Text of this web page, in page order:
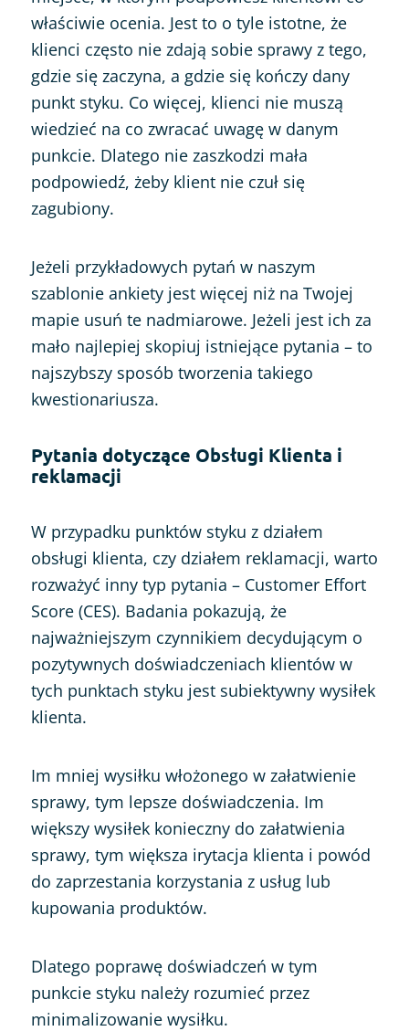
właściwie ocenia. Jest to o tyle istotne, że
klienci często nie zdają sobie sprawy z tego,
gdzie się zaczyna, a gdzie się kończy dany
punkt styku. Co więcej, klienci nie muszą
wiedzieć na co zwracać uwagę w danym
punkcie. Dlatego nie zaszkodzi mała
podpowiedź, żeby klient nie czuł się
zagubiony.
Jeżeli przykładowych pytań w naszym
szablonie ankiety jest więcej niż na Twojej
mapie usuń te nadmiarowe. Jeżeli jest ich za
mało najlepiej skopiuj istniejące pytania – to
najszybszy sposób tworzenia takiego
kwestionariusza.
Pytania dotyczące Obsługi Klienta i
reklamacji
W przypadku punktów styku z działem
obsługi klienta, czy działem reklamacji, warto
rozważyć inny typ pytania – Customer Effort
Score (CES). Badania pokazują, że
najważniejszym czynnikiem decydującym o
pozytywnych doświadczeniach klientów w
tych punktach styku jest subiektywny wysiłek
klienta.
Im mniej wysiłku włożonego w załatwienie
sprawy, tym lepsze doświadczenia. Im
większy wysiłek konieczny do załatwienia
sprawy, tym większa irytacja klienta i powód
do zaprzestania korzystania z usług lub
kupowania produktów.
Dlatego poprawę doświadczeń w tym
punkcie styku należy rozumieć przez
minimalizowanie wysiłku.